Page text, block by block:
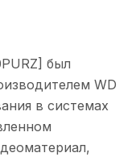
был
WD
в системах